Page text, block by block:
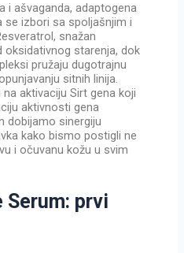
i ašvaganda, adaptogena
se izbori sa spoljašnjim i
snažan
starenja, dok
pružaju dugotrajnu
sitnih linija.
aktivaciju Sirt gena koji
aktivnosti gena
dobijamo sinergiju
kako bismo postigli ne
i očuvanu kožu u svim
Serum: prvi